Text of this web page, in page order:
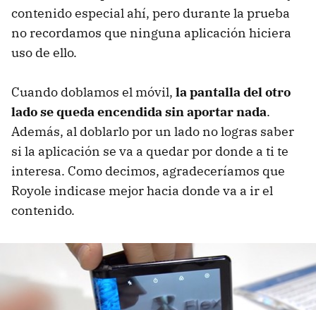
contenido especial ahí, pero durante la prueba
no recordamos que ninguna aplicación hiciera
uso de ello.
Cuando doblamos el móvil, la pantalla del otro
lado se queda encendida sin aportar nada.
Además, al doblarlo por un lado no logras saber
si la aplicación se va a quedar por donde a ti te
interesa. Como decimos, agradeceríamos que
Royole indicase mejor hacia donde va a ir el
contenido.